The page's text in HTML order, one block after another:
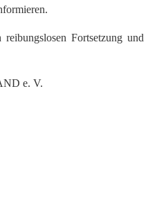
Fortsetzung
e. V.